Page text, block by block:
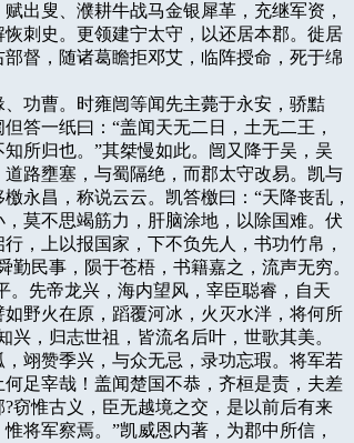
出叟、濮耕牛战马金银犀革，充继军资，
刺史。更领建宁太守，以还居本郡。徙居
督，随诸葛瞻拒邓艾，临阵授命，死于绵
、功曹。时雍闿等闻先主薨于永安，骄黠
答一纸曰：“盖闻天无二日，土无二王，
所归也。”其桀慢如此。闿又降于吴，吴
路壅塞，与蜀隔绝，而郡太守改易。凯与
永昌，称说云云。凯答檄曰：“天降丧乱，
莫不思竭筋力，肝脑涂地，以除国难。伏
，上以报国家，下不负先人，书功竹帛，
民事，陨于苍梧，书籍嘉之，流声无穷。
。先帝龙兴，海内望风，宰臣聪睿，自天
野火在原，蹈覆河冰，火灭水泮，将何所
，归志世祖，皆流名后叶，世歌其美。
翊赞季兴，与众无忌，录功忘瑕。将军若
足宰哉！盖闻楚国不恭，齐桓是责，夫差
窃惟古义，臣无越境之交，是以前后有来
将军察焉。”凯威恩内著，为郡中所信，